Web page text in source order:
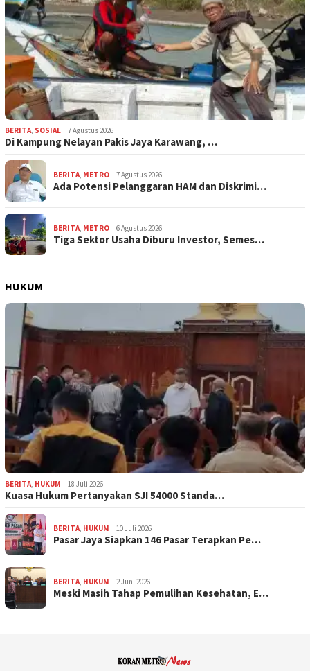
BERITA, SOSIAL 7 Agustus 2026
Di Kampung Nelayan Pakis Jaya Karawang, …
BERITA, METRO 7 Agustus 2026
Ada Potensi Pelanggaran HAM dan Diskrimi…
BERITA, METRO 6 Agustus 2026
Tiga Sektor Usaha Diburu Investor, Semes…
HUKUM
BERITA HUKUM 18 Juli 2026
Kuasa Hukum Pertanyakan SJI 54000 Standa…
BERITA HUKUM 10 Juli 2026
Pasar Jaya Siapkan 146 Pasar Terapkan Pe…
BERITA HUKUM 2 Juni 2026
Meski Masih Tahap Pemulihan Kesehatan, E…